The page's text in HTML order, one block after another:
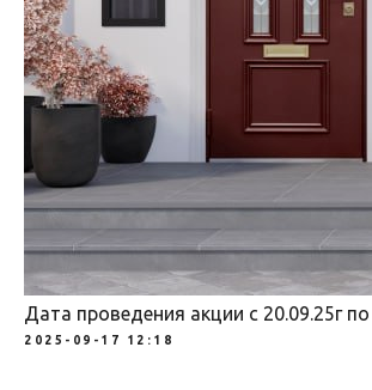
Дата проведения акции с 20.09.25г по
2025-09-17 12:18